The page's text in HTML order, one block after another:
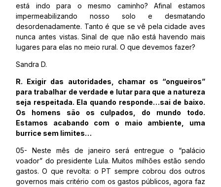
está indo para o mesmo caminho? Afinal estamos
impermeabilizando nosso solo e desmatando
desordenadamente. Tanto é que se vê pela cidade aves
nunca antes vistas. Sinal de que não está havendo mais
lugares para elas no meio rural. O que devemos fazer?
Sandra D.
R. Exigir das autoridades, chamar os “ongueiros”
para trabalhar de verdade e lutar para que a natureza
seja respeitada. Ela quando responde…sai de baixo.
Os homens são os culpados, do mundo todo.
Estamos acabando com o maio ambiente, uma
burrice sem limites…
05- Neste mês de janeiro será entregue o “palácio
voador” do presidente Lula. Muitos milhões estão sendo
gastos. O que revolta: o PT sempre cobrou dos outros
governos mais critério com os gastos públicos, agora faz